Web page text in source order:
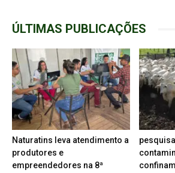
ÚLTIMAS PUBLICAÇÕES
Naturatins leva atendimento a
produtores e
empreendedores na 8ª